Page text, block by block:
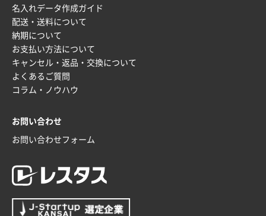
200枚
2025年12月25日 13:33
いつもきちんとしてる。
福島県W社様
A4バインダー(2ツ折)
2025年12月24日 14:43
青森県K社様
安い
東京都M社様
名入れデータ作成ガイド
配送・送料について
納期について
お支払い方法について
キャンセル・返品・交換について
よくあるご質問
コラム・ノウハウ
お問い合わせ
お問い合わせフォーム